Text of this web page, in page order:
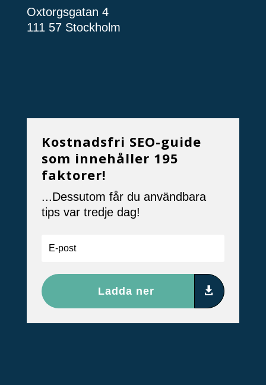
Oxtorgsgatan 4
111 57 Stockholm
Kostnadsfri SEO-guide
som innehåller 195
faktorer!
...Dessutom får du användbara
tips var tredje dag!
Ladda ner